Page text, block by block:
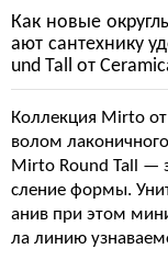
Как новые
ают сантехнику
und Tall от
Коллекция Mirto
волом
Mirto Round Tall —
сление формы.
анив при этом
ла линию